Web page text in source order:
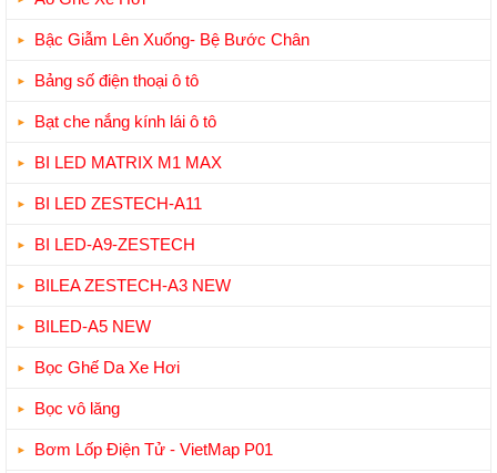
Bậc Giẫm Lên Xuống- Bệ Bước Chân
Bảng số điện thoại ô tô
Bạt che nắng kính lái ô tô
BI LED MATRIX M1 MAX
BI LED ZESTECH-A11
BI LED-A9-ZESTECH
BILEA ZESTECH-A3 NEW
BILED-A5 NEW
Bọc Ghế Da Xe Hơi
Bọc vô lăng
Bơm Lốp Điện Tử - VietMap P01